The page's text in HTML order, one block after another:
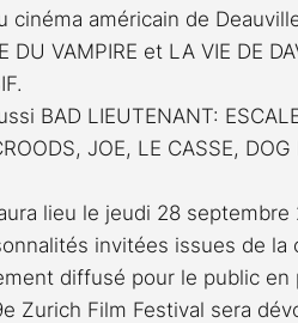
cinéma américain de
DU VAMPIRE et LA VIE DE
BAD LIEUTENANT:
JOE, LE CASSE,
lieu le jeudi 28
invitées issues de la
diffusé pour le public en
Zurich Film Festival sera